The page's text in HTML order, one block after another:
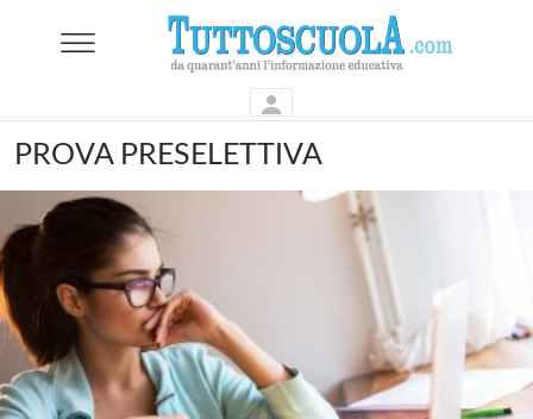
PROVA PRESELETTIVA